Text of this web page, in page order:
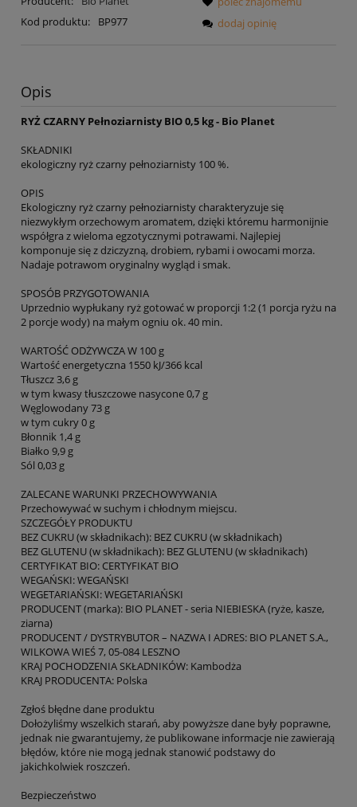
Kod produktu:
BP977
dodaj opinię
Opis
RYŻ CZARNY Pełnoziarnisty BIO 0,5 kg - Bio Planet
SKŁADNIKI
ekologiczny ryż czarny pełnoziarnisty 100 %.
OPIS
Ekologiczny ryż czarny pełnoziarnisty charakteryzuje się
niezwykłym orzechowym aromatem, dzięki któremu harmonijnie
współgra z wieloma egzotycznymi potrawami. Najlepiej
komponuje się z dziczyzną, drobiem, rybami i owocami morza.
Nadaje potrawom oryginalny wygląd i smak.
SPOSÓB PRZYGOTOWANIA
Uprzednio wypłukany ryż gotować w proporcji 1:2 (1 porcja ryżu na
2 porcje wody) na małym ogniu ok. 40 min.
WARTOŚĆ ODŻYWCZA W 100 g
Wartość energetyczna 1550 kJ/366 kcal
Tłuszcz 3,6 g
w tym kwasy tłuszczowe nasycone 0,7 g
Węglowodany 73 g
w tym cukry 0 g
Błonnik 1,4 g
Białko 9,9 g
Sól 0,03 g
ZALECANE WARUNKI PRZECHOWYWANIA
Przechowywać w suchym i chłodnym miejscu.
SZCZEGÓŁY PRODUKTU
BEZ CUKRU (w składnikach): BEZ CUKRU (w składnikach)
BEZ GLUTENU (w składnikach): BEZ GLUTENU (w składnikach)
CERTYFIKAT BIO: CERTYFIKAT BIO
WEGAŃSKI: WEGAŃSKI
WEGETARIAŃSKI: WEGETARIAŃSKI
PRODUCENT (marka): BIO PLANET - seria NIEBIESKA (ryże, kasze,
ziarna)
PRODUCENT / DYSTRYBUTOR – NAZWA I ADRES: BIO PLANET S.A.,
WILKOWA WIEŚ 7, 05-084 LESZNO
KRAJ POCHODZENIA SKŁADNIKÓW: Kambodża
KRAJ PRODUCENTA: Polska
Zgłoś błędne dane produktu
Dołożyliśmy wszelkich starań, aby powyższe dane były poprawne,
jednak nie gwarantujemy, że publikowane informacje nie zawierają
błędów, które nie mogą jednak stanowić podstawy do
jakichkolwiek roszczeń.
Bezpieczeństwo